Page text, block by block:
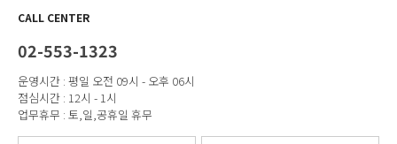
CALL CENTER
02-553-1323
운영시간 : 평일 오전 09시 - 오후 06시
점심시간 : 12시 - 1시
업무휴무 : 토,일,공휴일 휴무